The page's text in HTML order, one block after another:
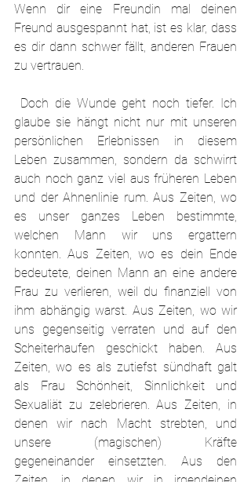
Wenn dir eine Freundin mal deinen
Freund ausgespannt hat, ist es klar, dass
es dir dann schwer fällt, anderen Frauen
zu vertrauen.
glaube sie hängt nicht nur mit unseren
persönlichen Erlebnissen in diesem
Leben zusammen, sondern da schwirrt
auch noch ganz viel aus früheren Leben
und der Ahnenlinie rum. Aus Zeiten, wo
es unser ganzes Leben bestimmte,
welchen Mann wir uns ergattern
konnten. Aus Zeiten, wo es dein Ende
bedeutete, deinen Mann an eine andere
Frau zu verlieren, weil du finanziell von
ihm abhängig warst. Aus Zeiten, wo wir
uns gegenseitig verraten und auf den
Scheiterhaufen geschickt haben. Aus
Zeiten, wo es als zutiefst sündhaft galt
als Frau Schönheit, Sinnlichkeit und
Sexualiät zu zelebrieren. Aus Zeiten, in
denen wir nach Macht strebten, und
unsere (magischen) Kräfte
gegeneinander einsetzten. Aus den